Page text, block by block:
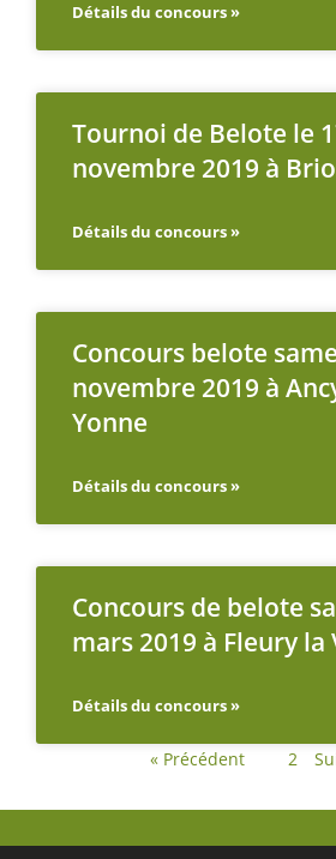
Détails du concours »
Tournoi de Belote le
novembre 2019 à
Détails du concours »
Concours belote
novembre 2019 à
Yonne
Détails du concours »
Concours de belote
mars 2019 à Fleury la
Détails du concours »
« Précédent 2